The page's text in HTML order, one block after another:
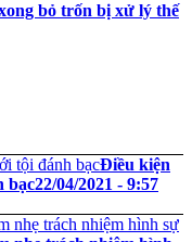
bỏ trốn bị xử lý thế
Điều kiện
bạc22/04/2021 - 9:57